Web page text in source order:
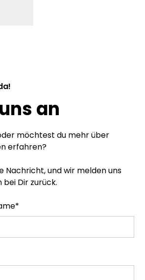
an
möchtest du mehr über
erfahren?
Nachricht, und wir melden uns
Dir zurück.